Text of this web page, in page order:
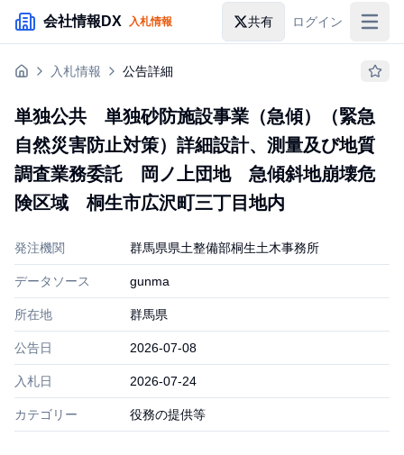
メインコンテンツにスキップ
会社情報DX 入札情報 共有 ログイン
入札情報
助成金・補助金
企業検索
入札情報 公告詳細
単独公共 単独砂防施設事業（急傾）（緊急
自然災害防止対策）詳細設計、測量及び地質
調査業務委託 岡ノ上団地 急傾斜地崩壊危
険区域 桐生市広沢町三丁目地内
発注機関 群馬県県土整備部桐生土木事務所
データソース gunma
所在地 群馬県
公告日 2026-07-08
入札日 2026-07-24
カテゴリー 役務の提供等